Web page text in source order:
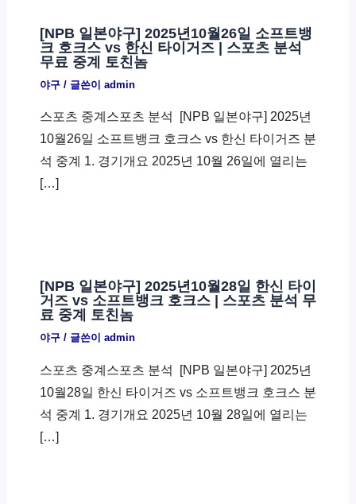
[NPB 일본야구] 2025년10월26일 소프트뱅
크 호크스 vs 한신 타이거즈 | 스포츠 분석
무료 중계 토친놈
야구/ 글쓴이 admin
스포츠 중계스포츠 분석 ​ [NPB 일본야구] 2025년
10월26일 소프트뱅크 호크스 vs 한신 타이거즈 분
석 중계 1. 경기개요 2025년 10월 26일에 열리는
[…]
[NPB 일본야구] 2025년10월28일 한신 타이
거즈 vs 소프트뱅크 호크스 | 스포츠 분석 무
료 중계 토친놈
야구/ 글쓴이 admin
스포츠 중계스포츠 분석 ​ [NPB 일본야구] 2025년
10월28일 한신 타이거즈 vs 소프트뱅크 호크스 분
석 중계 1. 경기개요 2025년 10월 28일에 열리는
[…]